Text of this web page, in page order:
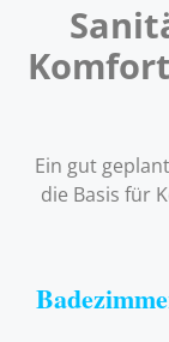
Ein gut
die Basis für